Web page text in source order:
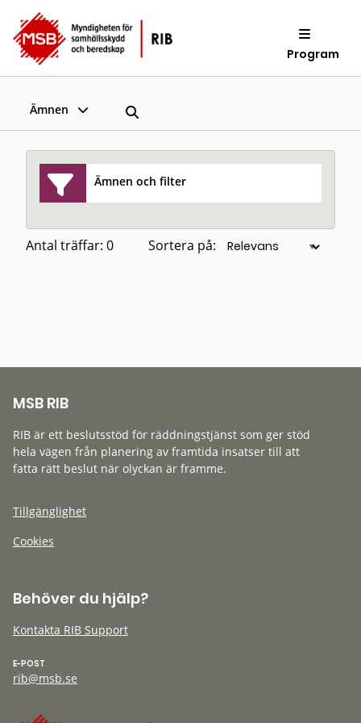
Program
Ämnen
Ämnen och filter
Antal träffar: 0 Sortera på:
MSB RIB
RIB är ett beslutsstöd för räddningstjänst som ger stöd
hela vägen från planering av framtida insatser till att
fatta rätt beslut när olyckan är framme.
Tillgänglighet
Cookies
Behöver du hjälp?
Kontakta RIB Support
E-POST
rib@msb.se